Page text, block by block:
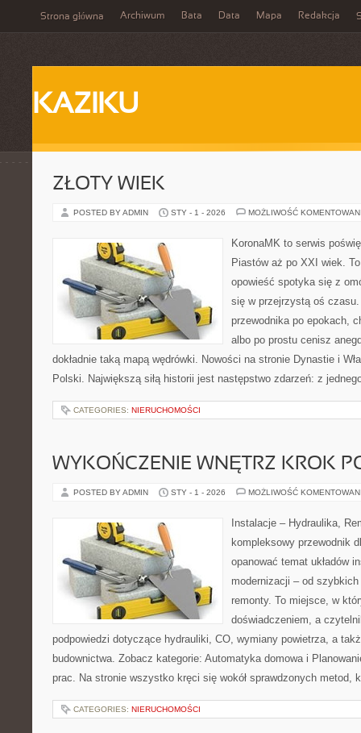
Strona główna Archiwum Bata Data Mapa Redakcja
KAZIKU
ZŁOTY WIEK
POSTED BY ADMIN STY - 1 - 2026 MOŻLIWOŚĆ
KoronaMK to serwis
Piastów aż po XXI wiek.
opowieść spotyka się z
się w przejrzystą oś
przewodnika po epokach,
albo po prostu cenisz
dokładnie taką mapą wędrówki. Nowości na stronie Dynastie i
Polski. Największą siłą historii jest następstwo zdarzeń: z
CATEGORIES: NIERUCHOMOŚCI
WYKOŃCZENIE WNĘTRZ KROK
POSTED BY ADMIN STY - 1 - 2026 MOŻLIWOŚĆ
Instalacje – Hydraulika,
kompleksowy przewodnik
opanować temat układów
modernizacji – od
remonty. To miejsce, w
doświadczeniem, a
podpowiedzi dotyczące hydrauliki, CO, wymiany powietrza, a
budownictwa. Zobacz kategorie: Automatyka domowa i
prac. Na stronie wszystko kręci się wokół sprawdzonych metod,
CATEGORIES: NIERUCHOMOŚCI